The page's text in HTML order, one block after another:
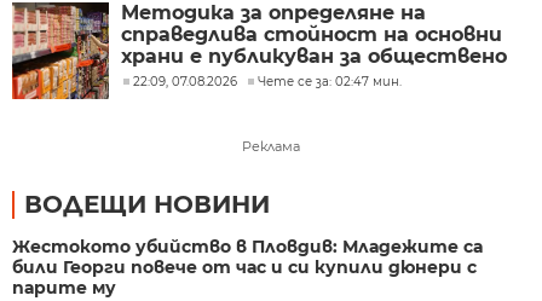
Методика за определяне на
справедлива стойност на основни
храни е публикуван за обществено
обсъждане
22:09, 07.08.2026 Чете се за: 02:47 мин.
Реклама
ВОДЕЩИ НОВИНИ
Жестокото убийство в Пловдив: Младежите са
били Георги повече от час и си купили дюнери с
парите му